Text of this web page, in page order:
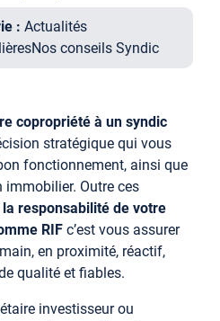
: Actualités
Nos conseils Syndic
copropriété à un syndic
stratégique qui vous
fonctionnement, ainsi que
immobilier. Outre ces
responsabilité de votre
RIF c’est vous assurer
en proximité, réactif,
qualité et fiables.
investisseur ou